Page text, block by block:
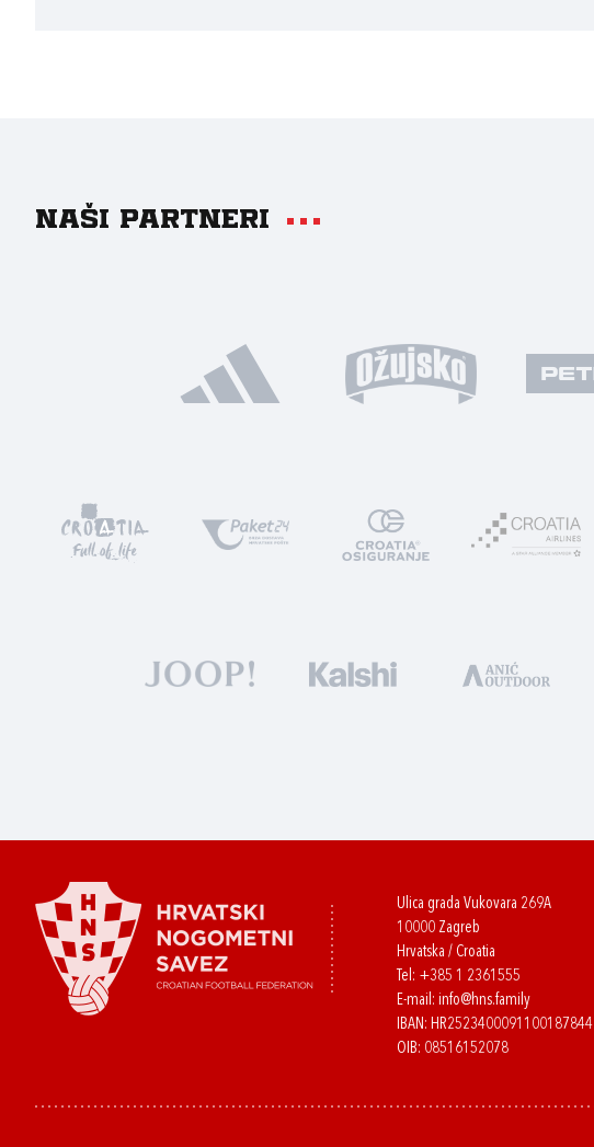
Naši partneri
Ulica grada Vukovara 269A
10000 Zagreb
Hrvatska / Croatia
Tel: +385 1 2361555
E-mail: info@hns.family
IBAN: HR2523400091100187844
OIB: 08516152078